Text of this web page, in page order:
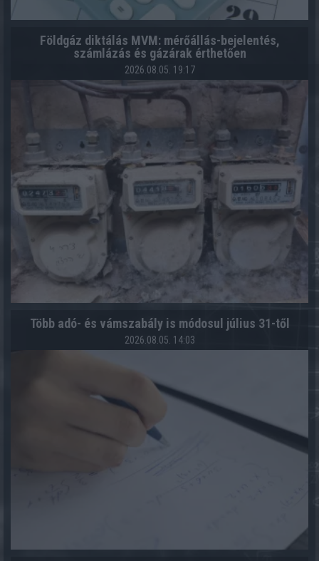
Földgáz diktálás MVM: mérőállás-bejelentés,
számlázás és gázárak érthetően
2026.08.05. 19:17
Több adó- és vámszabály is módosul július 31-től
2026.08.05. 14:03